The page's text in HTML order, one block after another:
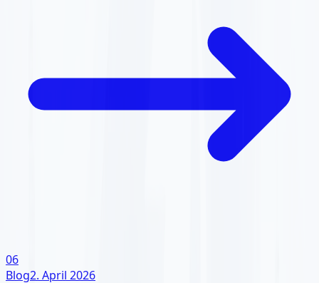
06
Blog2. April 2026